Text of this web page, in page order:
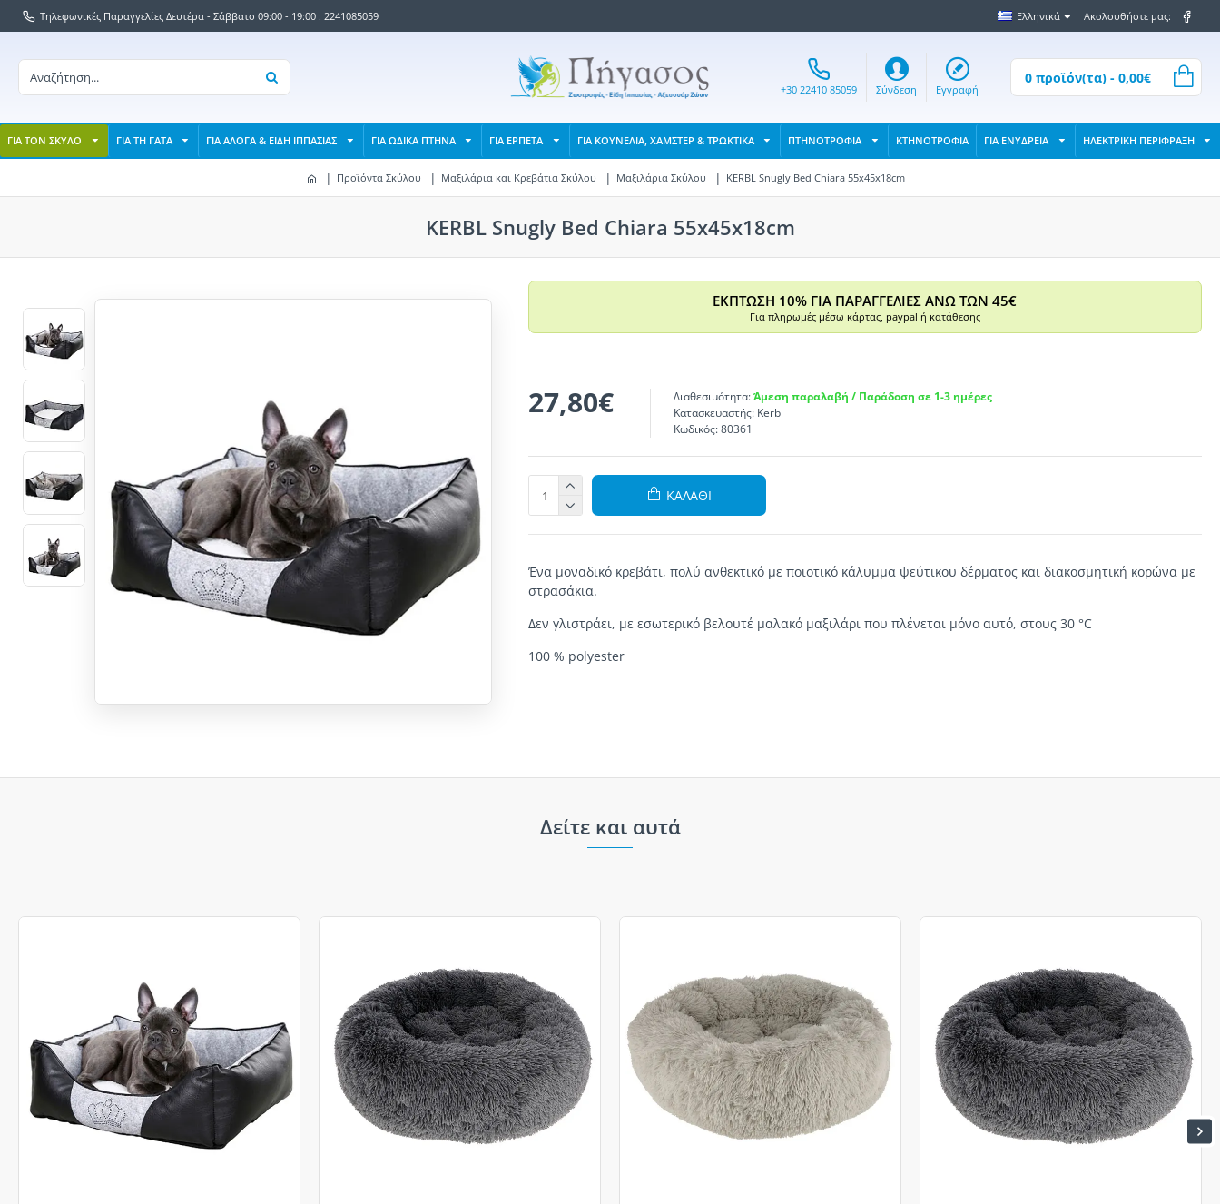
Τηλεφωνικές Παραγγελίες Δευτέρα - Σάββατο 09:00 - 19:00 : 2241085059 Ελληνικά Ακολουθήστε μας:
+30 22410 85059 Σύνδεση Εγγραφή
0 προϊόν(τα) - 0,00€
ΓΙΑ ΤΟΝ ΣΚΥΛΟ ΓΙΑ ΤΗ ΓΑΤΑ ΓΙΑ ΑΛΟΓΑ & ΕΙΔΗ ΙΠΠΑΣΙΑΣ ΓΙΑ ΩΔΙΚΑ ΠΤΗΝΑ ΓΙΑ ΕΡΠΕΤΑ ΓΙΑ ΚΟΥΝΕΛΙΑ, ΧΑΜΣΤΕΡ & ΤΡΩΚΤΙΚΑ ΠΤΗΝΟΤΡΟΦΙΑ ΚΤΗΝΟΤΡΟΦΙΑ ΓΙΑ ΕΝΥΔΡΕΙΑ ΗΛΕΚΤΡΙΚΗ ΠΕΡΙΦΡΑΞΗ
Προϊόντα Σκύλου Μαξιλάρια και Κρεβάτια Σκύλου Μαξιλάρια Σκύλου KERBL Snugly Bed Chiara 55x45x18cm
KERBL Snugly Bed Chiara 55x45x18cm
ΕΚΠΤΩΣΗ 10% ΓΙΑ ΠΑΡΑΓΓΕΛΙΕΣ ΑΝΩ ΤΩΝ 45€
Για πληρωμές μέσω κάρτας, paypal ή κατάθεσης
27,80€ Διαθεσιμότητα: Άμεση παραλαβή / Παράδοση σε 1-3 ημέρες
Κατασκευαστής: Kerbl
Κωδικός: 80361
ΚΑΛΆΘΙ
Ένα μοναδικό κρεβάτι, πολύ ανθεκτικό με ποιοτικό κάλυμμα ψεύτικου δέρματος και διακοσμητική κορώνα με
στρασάκια.
Δεν γλιστράει, με εσωτερικό βελουτέ μαλακό μαξιλάρι που πλένεται μόνο αυτό, στους 30 °C
100 % polyester
Δείτε και αυτά